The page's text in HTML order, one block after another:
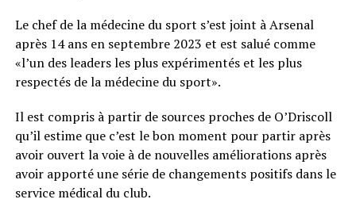
Le chef de la médecine du sport s’est joint à Arsenal
après 14 ans en septembre 2023 et est salué comme
«l’un des leaders les plus expérimentés et les plus
respectés de la médecine du sport».
Il est compris à partir de sources proches de O’Driscoll
qu’il estime que c’est le bon moment pour partir après
avoir ouvert la voie à de nouvelles améliorations après
avoir apporté une série de changements positifs dans le
service médical du club.